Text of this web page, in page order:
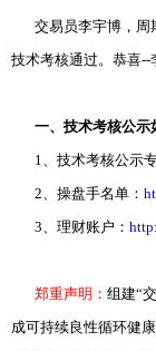
交易员李宇博，周
技术考核通过。恭喜--
一、技术考核公示
1、技术考核公示专
2、操盘手名单：
3、理财账户：
郑重声明： 组建“
成可持续良性循环健